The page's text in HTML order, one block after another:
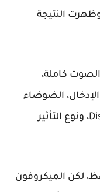
النتيجة
كاملة،
الضوضاء
المحيطة، إعدادات Windows وDiscord، ونوع التأثير
لكن الميكروفون